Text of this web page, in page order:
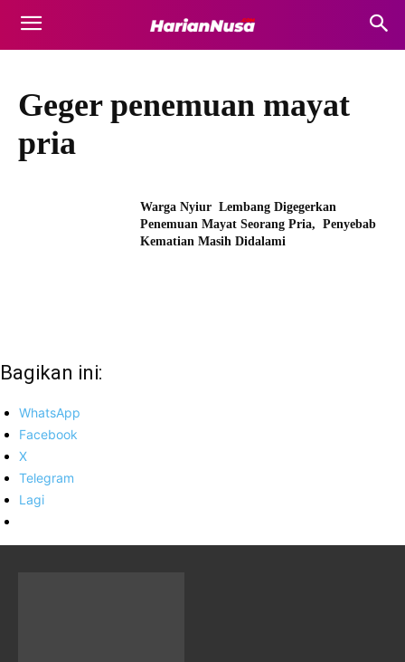
Geger penemuan mayat
pria
Warga Nyiur Lembang Digegerkan
Penemuan Mayat Seorang Pria, Penyebab
Kematian Masih Didalami
Bagikan ini:
WhatsApp
Facebook
X
Telegram
Lagi